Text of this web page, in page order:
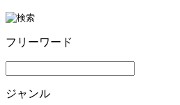
フリーワード
ジャンル